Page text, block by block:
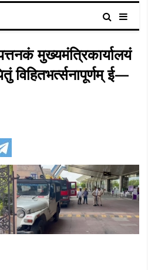
मुख्यमंत्रिकार्यालयं
विहितभर्त्सनापूर्णम् ई—